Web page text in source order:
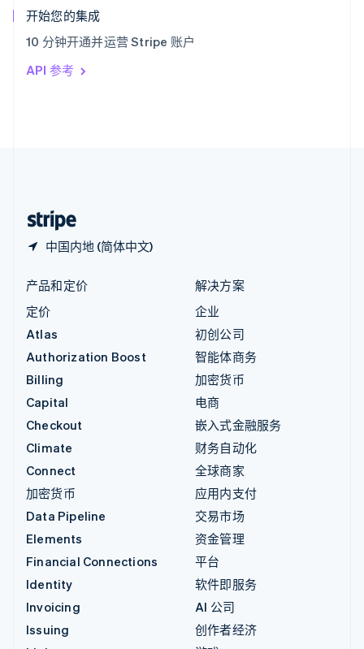
开始您的集成
10 分钟开通并运营 Stripe 账户
API 参考
中国内地 (简体中文)
English
ItalianoEnglish
印度
English
产品和定价
定价
Atlas
Authorization Boost
Billing
Capital
Checkout
Climate
Connect
加密货币
Data Pipeline
Elements
Financial Connections
Identity
Invoicing
Issuing
解决方案
企业
初创公司
智能体商务
加密货币
电商
嵌入式金融服务
财务自动化
全球商家
应用内支付
交易市场
资金管理
平台
软件即服务
AI 公司
创作者经济